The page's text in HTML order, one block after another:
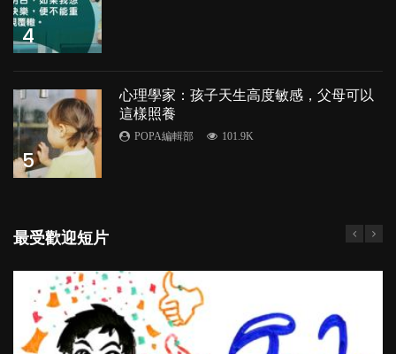
4
5
心理學家：孩子天生高度敏感，父母可以
這樣照養
POPA編輯部 101.9K
最受歡迎短片